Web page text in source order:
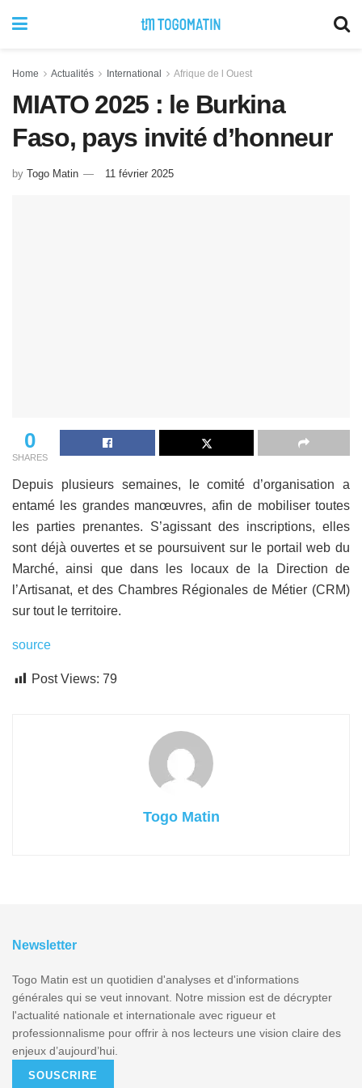
Home Actualités International Afrique de l Ouest
MIATO 2025 : le Burkina
Faso, pays invité d’honneur
by Togo Matin 11 février 2025
0
SHARES
Depuis plusieurs semaines, le comité d’organisation a
entamé les grandes manœuvres, afin de mobiliser toutes
les parties prenantes. S’agissant des inscriptions, elles
sont déjà ouvertes et se poursuivent sur le portail web du
Marché, ainsi que dans les locaux de la Direction de
l’Artisanat, et des Chambres Régionales de Métier (CRM)
sur tout le territoire.
source
Post Views: 79
Togo Matin
Newsletter
Togo Matin est un quotidien d'analyses et d'informations
générales qui se veut innovant. Notre mission est de décrypter
l'actualité nationale et internationale avec rigueur et
professionnalisme pour offrir à nos lecteurs une vision claire des
enjeux d’aujourd’hui.
SOUSCRIRE